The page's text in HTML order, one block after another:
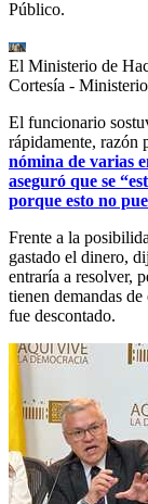
Público.
El Ministerio de
Cortesía -
El funcionario
rápidamente, razón
nómina de varias
aseguró que se
porque esto no
Frente a la
gastado el dinero,
entraría a resolver,
tienen demandas
fue descontado.